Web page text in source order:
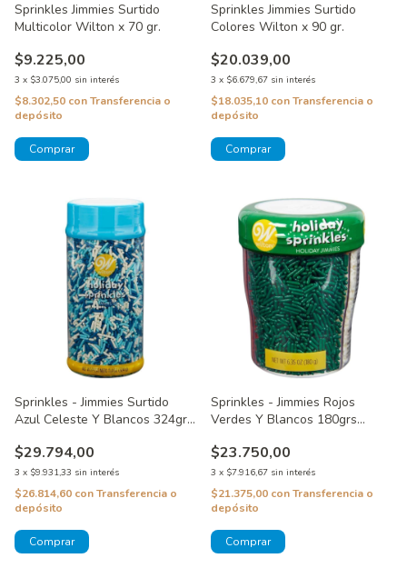
Sprinkles Jimmies Surtido
Multicolor Wilton x 70 gr.
$9.225,00
3 x $3.075,00 sin interés
$8.302,50 conTransferencia o
depósito
Sprinkles Jimmies Surtido
Colores Wilton x 90 gr.
$20.039,00
3 x $6.679,67 sin interés
$18.035,10 conTransferencia o
depósito
Sprinkles - Jimmies Surtido
Azul Celeste Y Blancos 324grs
$29.794,00
3 x $9.931,33 sin interés
$26.814,60 conTransferencia o
depósito
Sprinkles - Jimmies Rojos
Verdes Y Blancos 180grs
$23.750,00
3 x $7.916,67 sin interés
$21.375,00 conTransferencia o
depósito